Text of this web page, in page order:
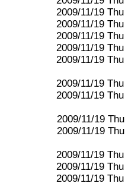
2009/11/19 Thu
2009/11/19 Thu
2009/11/19 Thu
2009/11/19 Thu
2009/11/19 Thu
2009/11/19 Thu
2009/11/19 Thu
2009/11/19 Thu
2009/11/19 Thu
2009/11/19 Thu
2009/11/19 Thu
2009/11/19 Thu